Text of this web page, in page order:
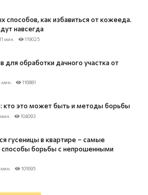
способов, как избавиться от кожееда.
навсегда
мин. 119025
для обработки дачного участка от
мин. 116881
кто это может быть и методы борьбы
мин. 104093
гусеницы в квартире – самые
борьбы с непрошенными
мин. 101695